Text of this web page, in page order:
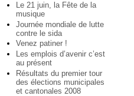
Le 21 juin, la Fête de la
musique
Journée mondiale de lutte
contre le sida
Venez patiner !
Les emplois d’avenir c’est
au présent
Résultats du premier tour
des élections municipales
et cantonales 2008